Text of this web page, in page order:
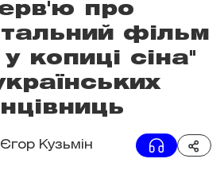
про
фільм
копиці сіна"
Єгор Кузьмін